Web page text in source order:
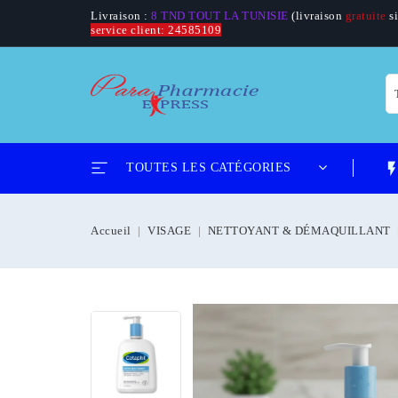
Livraison : 8 TND TOUT LA TUNISIE (livraison gratuite
service client: 24585109
TOUTES LES CATÉGORIES flash_on
Accueil VISAGE NETTOYANT & DÉMAQUILLANT